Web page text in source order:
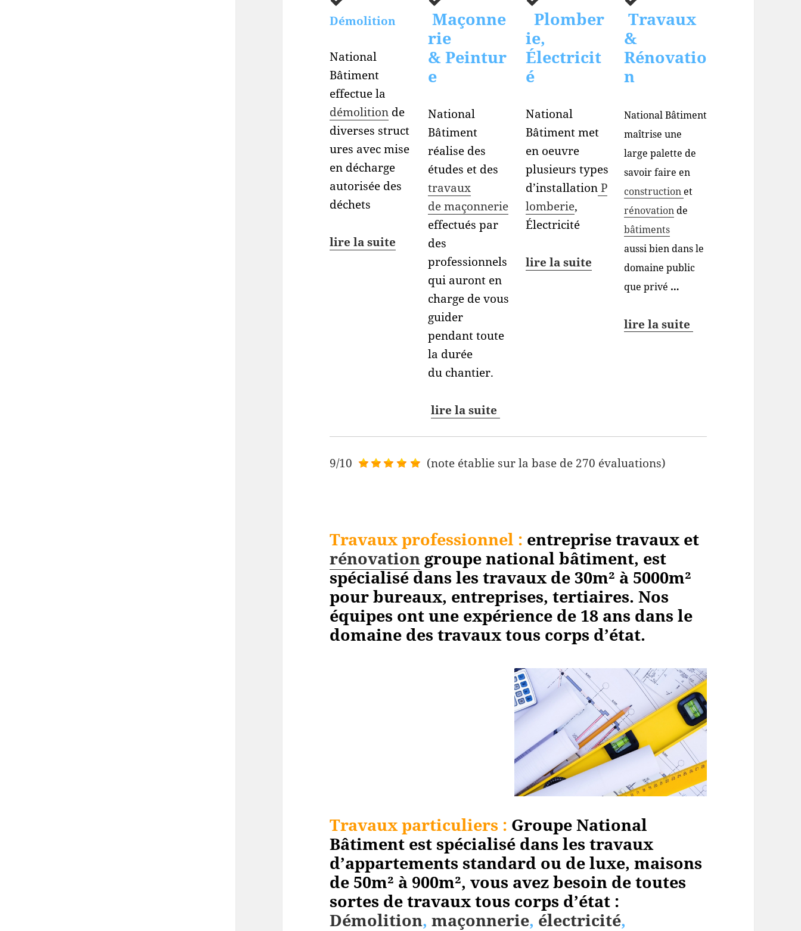
Démolition
National
Bâtiment
effectue la
démolition de
diverses struct
ures avec mise
en décharge
autorisée des
déchets
lire la suite
Maçonne
rie
& Peintur
e
National
Bâtiment
réalise des
études et des
travaux
de maçonnerie
effectués par
des
professionnels
qui auront en
charge de vous
guider
pendant toute
la durée
du chantier.
lire la suite
Plomber
ie,
Électricit
é
National
Bâtiment met
en oeuvre
plusieurs types
d’installationP
lomberie,
Électricité
lire la suite
Travaux
&
Rénovatio
n
National Bâtiment
maîtrise une
large palette de
savoir faire en
construction et
rénovationde
bâtiments
aussi bien dans le
domaine public
que privé …
lire la suite
9/10 (note établie sur la base de 270 évaluations)
Travaux professionnel : entreprise travaux et
rénovation groupe national bâtiment, est
spécialisé dans les travaux de 30m² à 5000m²
pour bureaux, entreprises, tertiaires. Nos
équipes ont une expérience de 18 ans dans le
domaine des travaux tous corps d’état.
Travaux particuliers : Groupe National
Bâtiment est spécialisé dans les travaux
d’appartements standard ou de luxe, maisons
de 50m² à 900m², vous avez besoin de toutes
sortes de travaux tous corps d’état :
Démolition,maçonnerie, électricité,